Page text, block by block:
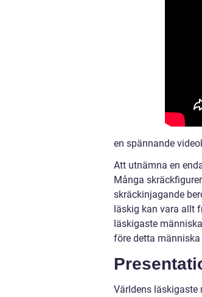
en spännande
Att utnämna en
Många
skräckinjagande
läskig kan vara allt
läskigaste
före detta
Världens läskigaste